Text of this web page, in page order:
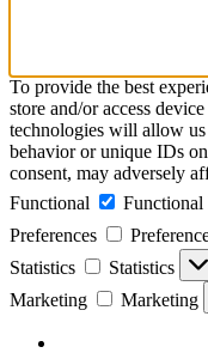
To provide the best
store and/or access
technologies will allow us
behavior or unique IDs
consent, may adversely
Functional
Functional
Preferences
Statistics
Statistics
Marketing
Marketing